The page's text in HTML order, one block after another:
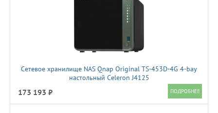
Сетевое хранилище NAS Qnap Original TS-453D-4G 4-bay
настольный Celeron J4125
173 193 ₽